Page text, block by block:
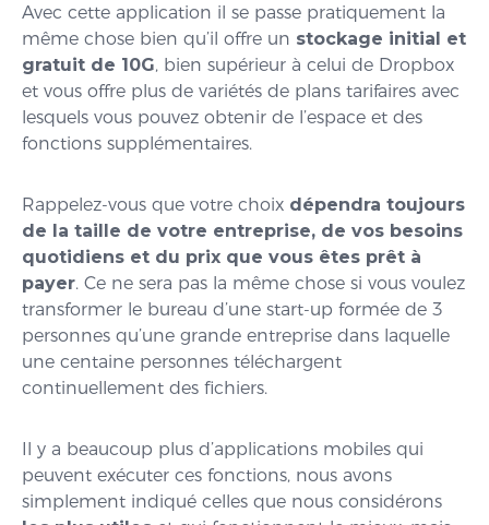
Avec cette application il se passe pratiquement la
même chose bien qu’il offre un stockage initial et
gratuit de 10G, bien supérieur à celui de Dropbox
et vous offre plus de variétés de plans tarifaires avec
lesquels vous pouvez obtenir de l’espace et des
fonctions supplémentaires.
Rappelez-vous que votre choix dépendra toujours
de la taille de votre entreprise, de vos besoins
quotidiens et du prix que vous êtes prêt à
payer. Ce ne sera pas la même chose si vous voulez
transformer le bureau d’une start-up formée de 3
personnes qu’une grande entreprise dans laquelle
une centaine personnes téléchargent
continuellement des fichiers.
Il y a beaucoup plus d’applications mobiles qui
peuvent exécuter ces fonctions, nous avons
simplement indiqué celles que nous considérons